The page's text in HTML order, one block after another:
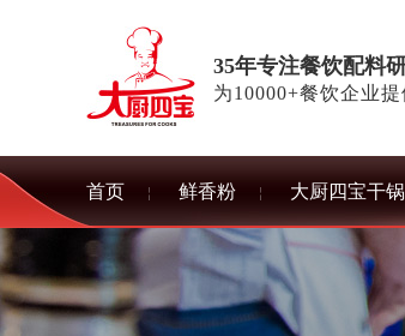
35年专注餐饮配料
为10000+餐饮企业
首页 鲜香粉 大厨四宝干